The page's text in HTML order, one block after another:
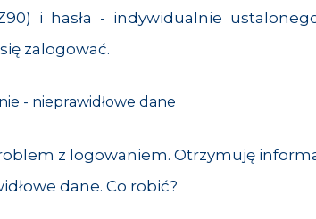
i hasła - indywidualnie
zalogować.
- nieprawidłowe dane
z logowaniem. Otrzymuję
dane. Co robić?